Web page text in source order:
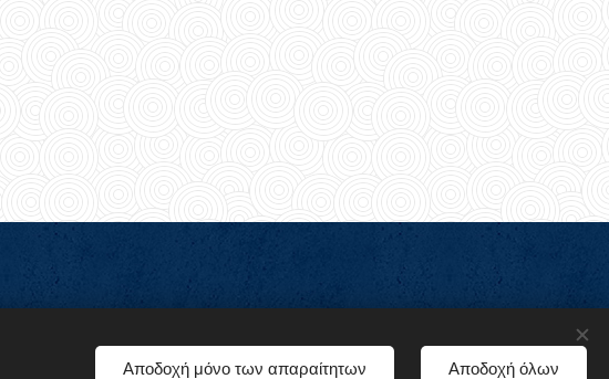
Languages
Αποδοχή μόνο των απαραίτητων Αποδοχή όλων